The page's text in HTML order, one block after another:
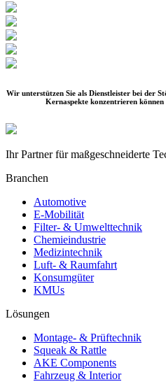
Wir unterstützen Sie als Dienstleister bei der
Kernaspekte konzentrieren
Ihr Partner für maßgeschneiderte
Branchen
Automotive
E-Mobilität
Filter- & Umwelttechnik
Chemieindustrie
Medizintechnik
Luft- & Raumfahrt
Konsumgüter
KMUs
Lösungen
Montage- & Prüftechnik
Squeak & Rattle
AKE Components
Fahrzeug & Interior